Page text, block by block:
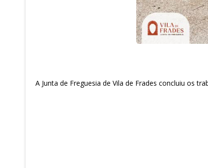
A Junta de Freguesia de Vila de Frades concluiu os